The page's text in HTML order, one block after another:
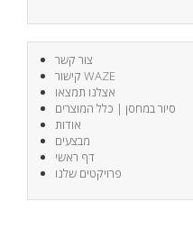
צור קשר
קישור WAZE
אצלנו תמצאו
סיור במחסן | כלל המוצרים
אודות
מבצעים
דף ראשי
פרויקטים שלנו